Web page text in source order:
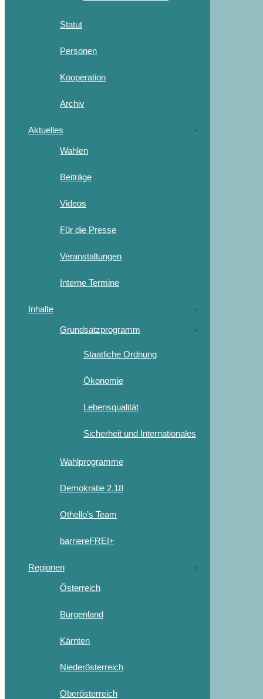
Statut
Personen
Kooperation
Archiv
Aktuelles
Wahlen
Beiträge
Videos
Für die Presse
Veranstaltungen
Interne Termine
Inhalte
Grundsatzprogramm
Staatliche Ordnung
Ökonomie
Lebensqualität
Sicherheit und Internationales
Wahlprogramme
Demokratie 2.18
Othello’s Team
barriereFREI+
Regionen
Österreich
Burgenland
Kärnten
Niederösterreich
Oberösterreich